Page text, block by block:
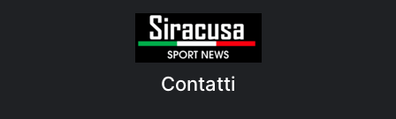
Contatti